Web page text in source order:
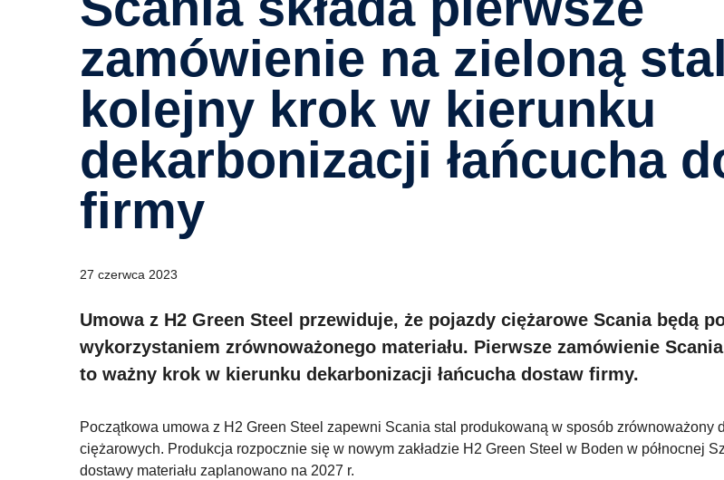
zamówienie na zieloną
kolejny krok w kierunku
dekarbonizacji łańcucha
firmy
27 czerwca 2023
Umowa z H2 Green Steel przewiduje, że pojazdy ciężarowe Scania będą
wykorzystaniem zrównoważonego materiału. Pierwsze zamówienie
to ważny krok w kierunku dekarbonizacji łańcucha dostaw firmy.
Początkowa umowa z H2 Green Steel zapewni Scania stal produkowaną w sposób zrównoważony
ciężarowych. Produkcja rozpocznie się w nowym zakładzie H2 Green Steel w Boden w północnej
dostawy materiału zaplanowano na 2027 r.